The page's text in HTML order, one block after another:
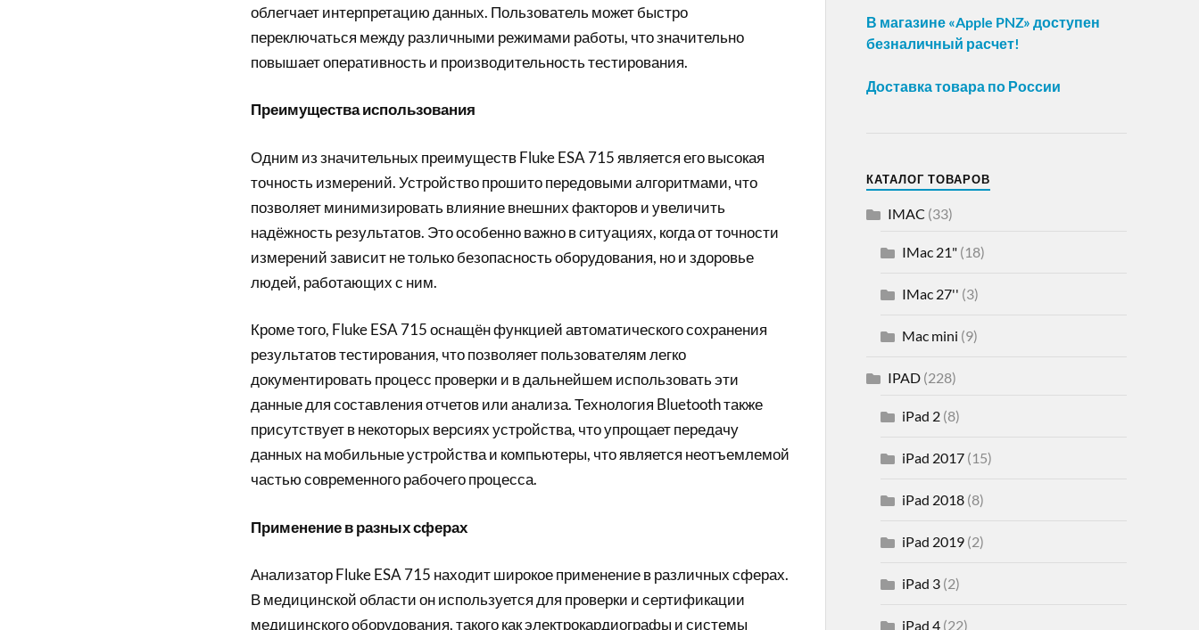
облегчает интерпретацию данных. Пользователь может быстро
переключаться между различными режимами работы, что значительно
повышает оперативность и производительность тестирования.
Преимущества использования
Одним из значительных преимуществ Fluke ESA 715 является его высокая
точность измерений. Устройство прошито передовыми алгоритмами, что
позволяет минимизировать влияние внешних факторов и увеличить
надёжность результатов. Это особенно важно в ситуациях, когда от точности
измерений зависит не только безопасность оборудования, но и здоровье
людей, работающих с ним.
Кроме того, Fluke ESA 715 оснащён функцией автоматического сохранения
результатов тестирования, что позволяет пользователям легко
документировать процесс проверки и в дальнейшем использовать эти
данные для составления отчетов или анализа. Технология Bluetooth также
присутствует в некоторых версиях устройства, что упрощает передачу
данных на мобильные устройства и компьютеры, что является неотъемлемой
частью современного рабочего процесса.
Применение в разных сферах
Анализатор Fluke ESA 715 находит широкое применение в различных сферах.
В медицинской области он используется для проверки и сертификации
медицинского оборудования, такого как электрокардиографы и системы
В магазине «Apple PNZ» доступен
безналичный расчет!
Доставка товара по России
КАТАЛОГ ТОВАРОВ
IMAC (33)
IMac 21"(18)
IMac 27'' (3)
Mac mini (9)
IPAD(228)
iPad 2(8)
iPad 2017(15)
iPad 2018(8)
iPad 2019(2)
iPad 3(2)
iPad 4(22)